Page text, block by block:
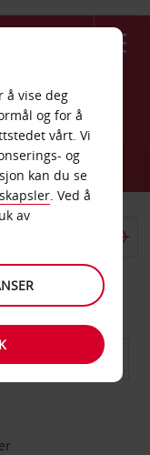
å vise deg
og for å
vårt. Vi
og
kan du se
. Ved å
av